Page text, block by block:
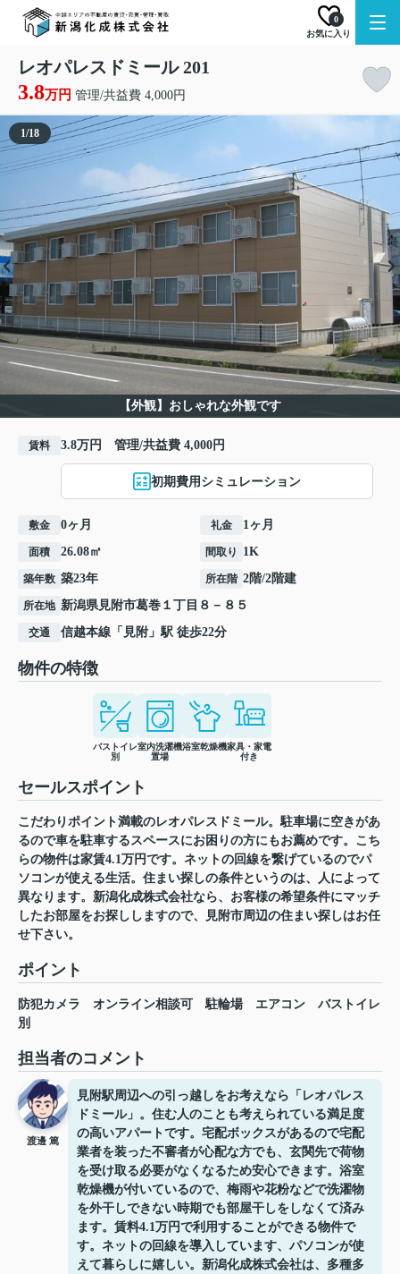
お気に入り
0
レオパレスドミール 201
3.8万円 管理/共益費 4,000円
【外観】おしゃれな外観です
1/18
賃料 3.8万円 管理/共益費 4,000円
初期費用シミュレーション
敷金 0ヶ月 礼金 1ヶ月
面積 26.08㎡ 間取り 1K
築年数 築23年 所在階 2階/2階建
所在地 新潟県見附市葛巻 １丁目８－８５
交通 信越本線 「 見附 」駅 徒歩22分
物件の特徴
バストイレ
別
室内洗濯機
置場
浴室乾燥機家具・家電
付き
セールスポイント
こだわりポイント満載のレオパレスドミール。駐車場に空きがあ
るので車を駐車するスペースにお困りの方にもお薦めです。こち
らの物件は家賃4.1万円です。ネットの回線を繋げているのでパ
ソコンが使える生活。住まい探しの条件というのは、人によって
異なります。新潟化成株式会社なら、お客様の希望条件にマッチ
したお部屋をお探ししますので、見附市周辺の住まい探しはお任
せ下さい。
ポイント
防犯カメラ オンライン相談可 駐輪場 エアコン
バストイレ
別
担当者のコメント
渡邊 篤
見附駅周辺への引っ越しをお考えなら「レオパレス
ドミール」。住む人のことも考えられている満足度
の高いアパートです。宅配ボックスがあるので宅配
業者を装った不審者が心配な方でも、玄関先で荷物
を受け取る必要がなくなるため安心できます。浴室
乾燥機が付いているので、梅雨や花粉などで洗濯物
を外干しできない時期でも部屋干しをしなくて済み
ます。賃料4.1万円で利用することができる物件で
す。ネットの回線を導入しています、パソコンが使
えて暮らしに嬉しい。新潟化成株式会社は、多種多